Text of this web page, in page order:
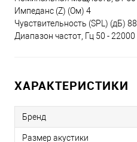
Импеданс (Z) (Ом) 4
Чувствительность (SPL) (дБ) 88
Диапазон частот, Гц 50 - 22000
ХАРАКТЕРИСТИКИ
Бренд
Размер акустики